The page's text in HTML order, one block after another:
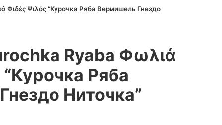
Φιδές Ψιλός “Курочка Ряба Вермишель Гнездо
Ryaba Φωλιά
Ряба
Ниточка”